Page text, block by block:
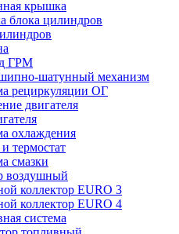
крышка
блока цилиндров
ГРМ
шатунный механизм
рециркуляции ОГ
двигателя
охлаждения
термостат
смазки
воздушный
коллектор EURO 3
коллектор EURO 4
система